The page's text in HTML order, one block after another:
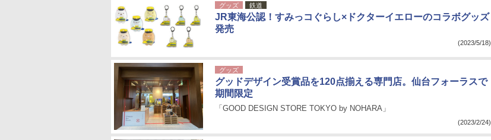
グッズ 鉄道
JR東海公認！すみっコぐらし×ドクターイエローのコラボグッズ
発売
(2023/5/18)
グッズ
グッドデザイン受賞品を120点揃える専門店。仙台フォーラスで
期間限定
「GOOD DESIGN STORE TOKYO by NOHARA」
(2023/2/24)